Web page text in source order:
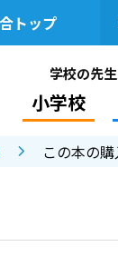
トップ
学校の先
小学校
この本の